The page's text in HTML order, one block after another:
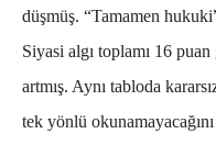
düşmüş. “Tamamen
Siyasi algı toplamı 16
artmış. Aynı tabloda
tek yönlü